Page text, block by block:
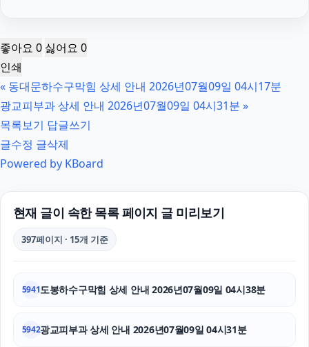
수원상간소송변호사
영등포구하수구막힘
양천구하수구막힘
폰테크
강남성범죄변호사
좋아요 0 싫어요 0
인쇄
« 동대문하수구막힘 상세 안내 2026년07월09일 04시17분
광교피부과 상세 안내 2026년07월09일 04시31분 »
목록보기 답글쓰기
글수정 글삭제
Powered by KBoard
현재 글이 속한 목록 페이지 글 미리보기
397페이지 · 15개 기준
5941도봉하수구막힘 상세 안내 2026년07월09일 04시38분
5942광교피부과 상세 안내 2026년07월09일 04시31분